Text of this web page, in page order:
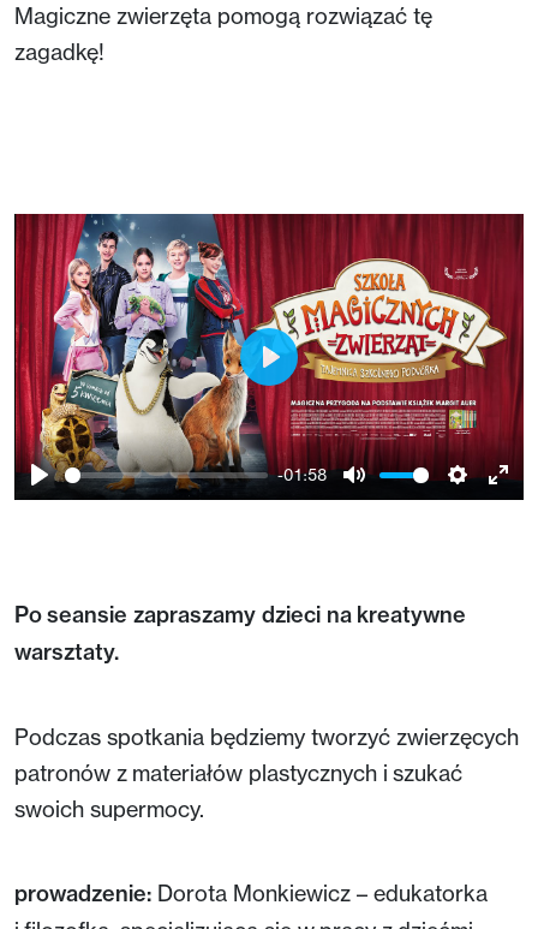
Magiczne zwierzęta pomogą rozwiązać tę
zagadkę!
Play
-01:58
Mute Settings
Play
Po seansie zapraszamy dzieci na kreatywne
warsztaty.
Podczas spotkania będziemy tworzyć zwierzęcych
patronów z materiałów plastycznych i szukać
swoich supermocy.
prowadzenie: Dorota Monkiewicz – edukatorka